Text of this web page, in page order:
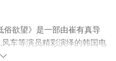
俗欲望》是一部由崔有真导
车等演员精彩演绎的韩国电
完整版电影大全就上策驰电
